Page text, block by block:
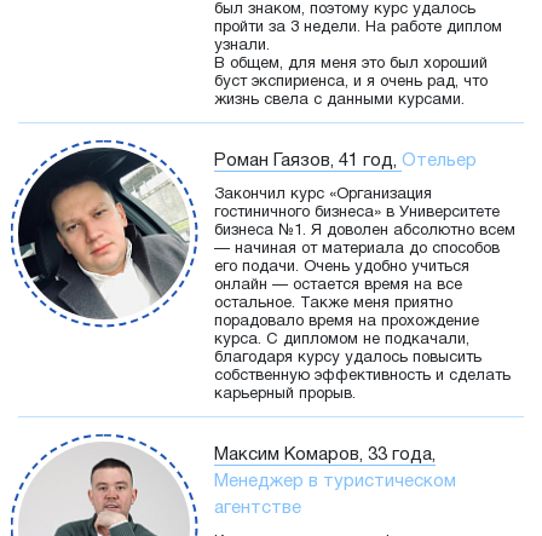
был знаком, поэтому курс удалось
пройти за 3 недели. На работе диплом
узнали.
В общем, для меня это был хороший
буст экспириенса, и я очень рад, что
жизнь свела с данными курсами.
Роман Гаязов, 41 год, Отельер
Закончил курс «Организация
гостиничного бизнеса» в Университете
бизнеса №1. Я доволен абсолютно всем
— начиная от материала до способов
его подачи. Очень удобно учиться
онлайн — остается время на все
остальное. Также меня приятно
порадовало время на прохождение
курса. С дипломом не подкачали,
благодаря курсу удалось повысить
собственную эффективность и сделать
карьерный прорыв.
Максим Комаров, 33 года,
Менеджер в туристическом
агентстве